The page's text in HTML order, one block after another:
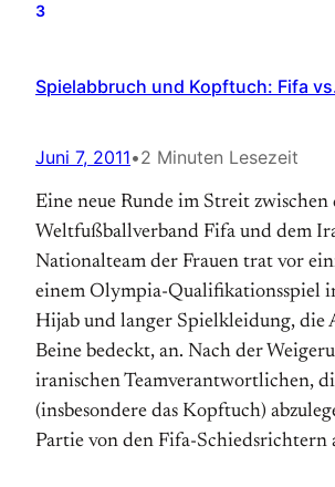
3
Spielabbruch und Kopftuch: Fifa
Juni 7, 2011•2 Minuten Lesezeit
Eine neue Runde im Streit zwischen
Weltfußballverband Fifa und dem
Nationalteam der Frauen trat vor
einem Olympia-Qualifikationsspiel
Hijab und langer Spielkleidung, die
Beine bedeckt, an. Nach der
iranischen Team­verantwortlichen,
(insbesondere das Kopftuch)
Partie von den Fifa-Schiedsrichtern